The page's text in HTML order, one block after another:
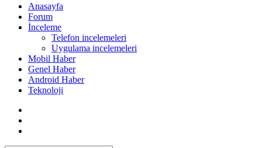
Anasayfa
Forum
İnceleme
Telefon incelemeleri
Uygulama incelemeleri
Mobil Haber
Genel Haber
Android Haber
Teknoloji